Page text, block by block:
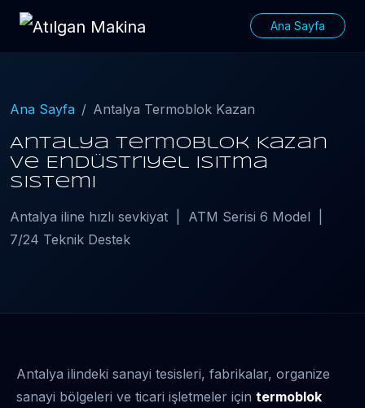
Ana Sayfa
Ana Sayfa Antalya Termoblok Kazan
Antalya Termoblok Kazan
ve Endüstriyel Isıtma
Sistemi
Antalya iline hızlı sevkiyat | ATM Serisi 6 Model |
7/24 Teknik Destek
Antalya ilindeki sanayi tesisleri, fabrikalar, organize
sanayi bölgeleri ve ticari işletmeler için termoblok